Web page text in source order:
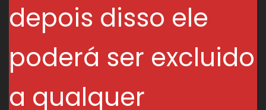
depois disso ele
poderá ser excluido
a qualquer